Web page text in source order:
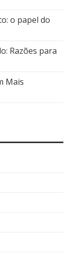
o papel do
Razões para
Mais